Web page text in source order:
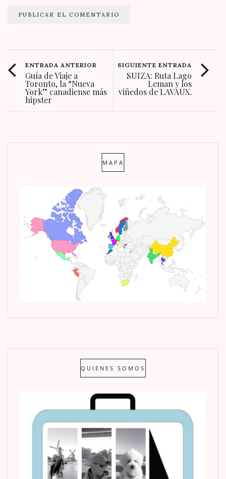
ENTRADA ANTERIOR
Guía de Viaje a
Toronto, la “Nueva
York” canadiense más
hipster
SIGUIENTE ENTRADA
SUIZA: Ruta Lago
Leman y los
viñedos de LAVAUX.
MAPA
QUIENES SOMOS